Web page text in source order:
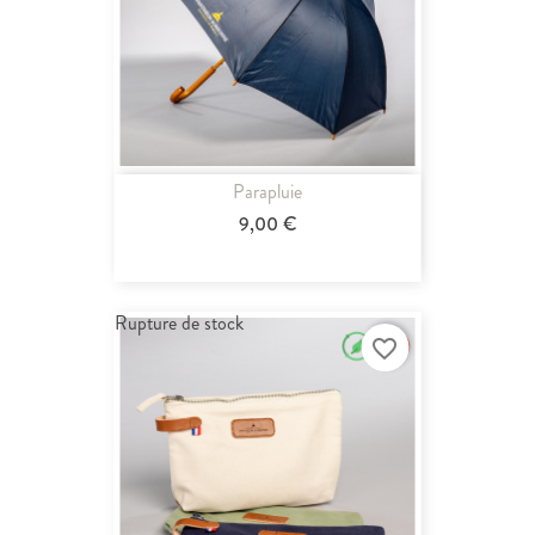
Parapluie
9,00 €
Rupture de stock
favorite_border